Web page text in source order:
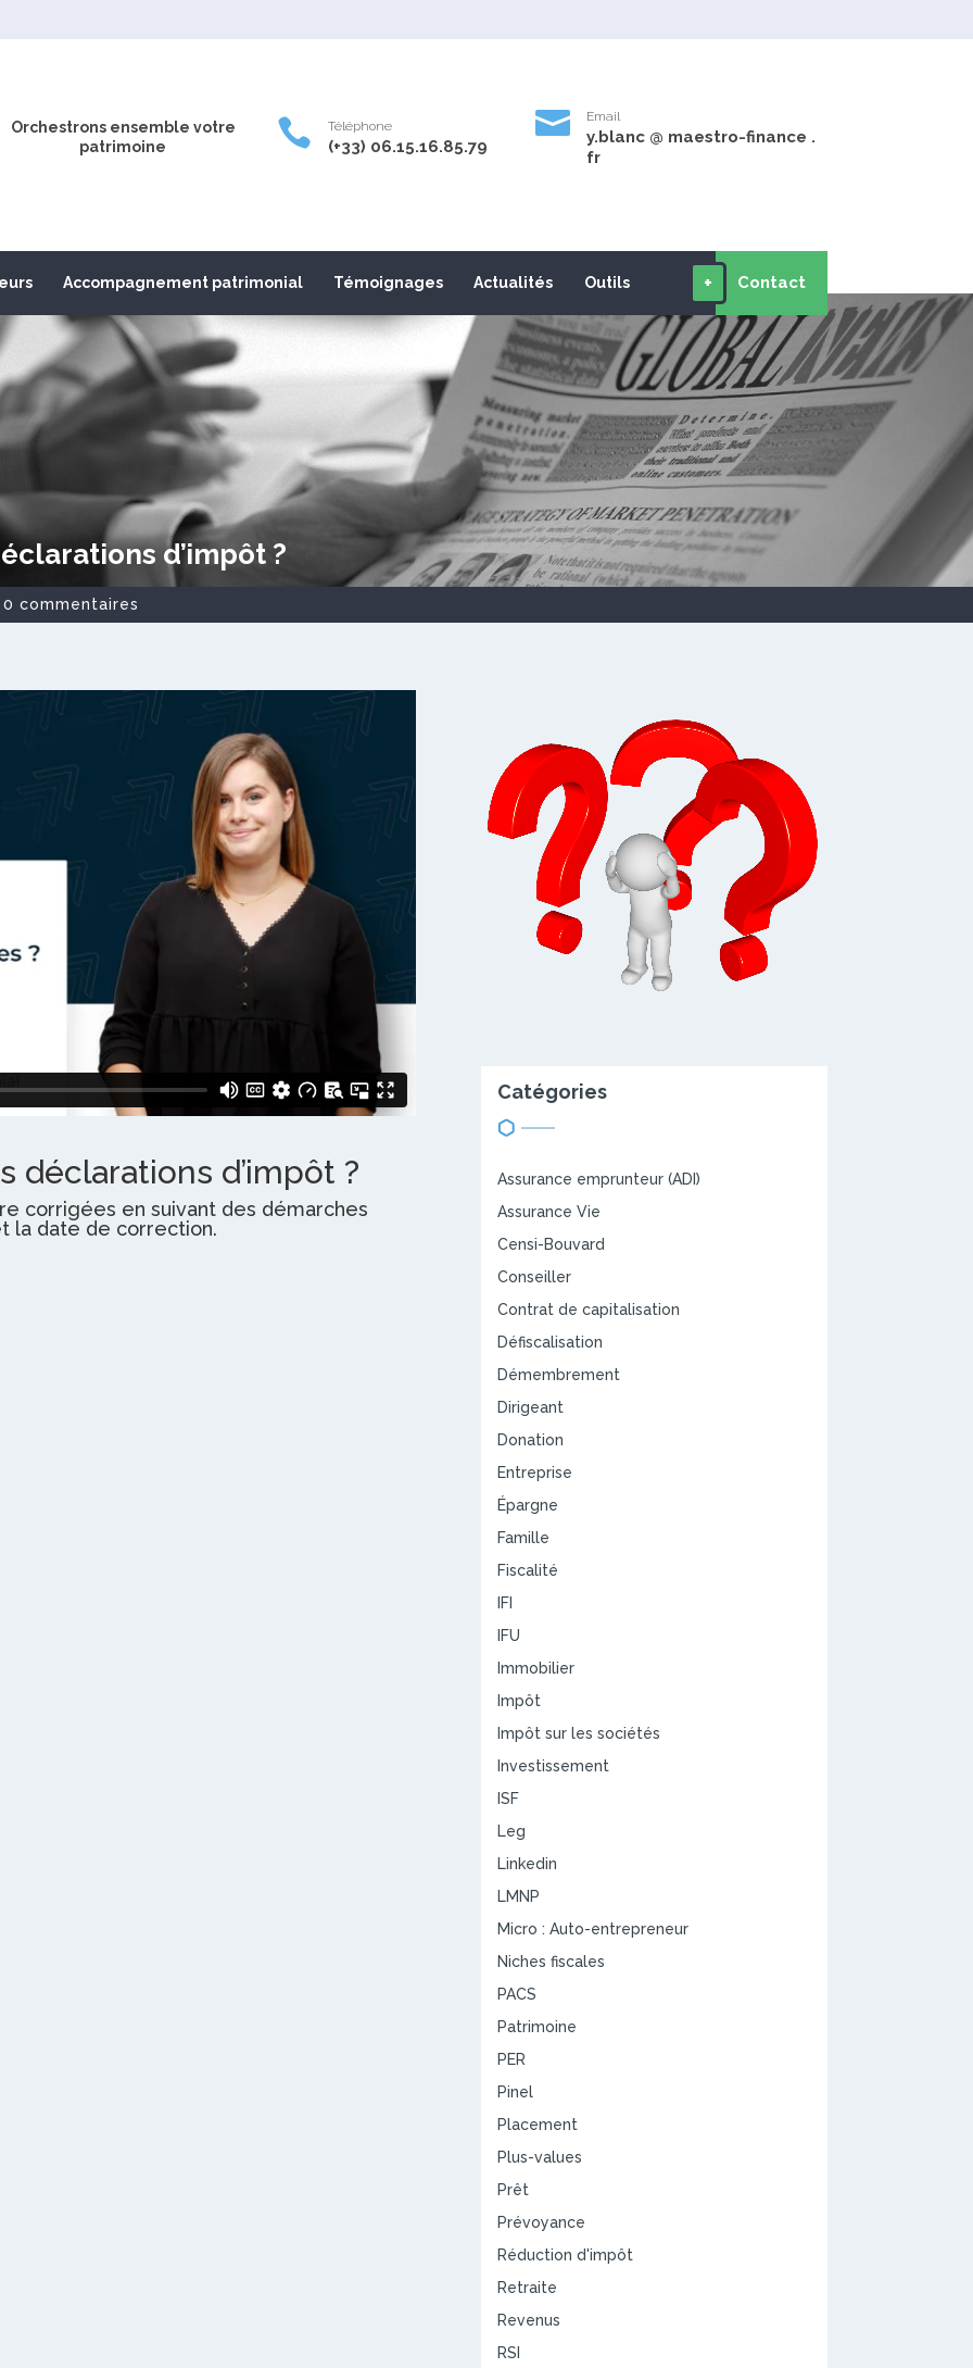
Orchestrons ensemble votre
patrimoine
 Téléphone
(+33) 06.15.16.85.79
 Email
y.blanc @ maestro-finance .
fr
Accompagnement patrimonial Témoignages Actualités Outils + Contact
d’impôt ?
0 commentaires
déclarations d’impôt ?
corrigées en suivant des démarches
la date de correction.
Catégories
Assurance emprunteur (ADI)
Assurance Vie
Censi-Bouvard
Conseiller
Contrat de capitalisation
Défiscalisation
Démembrement
Dirigeant
Donation
Entreprise
Épargne
Famille
Fiscalité
IFI
IFU
Immobilier
Impôt
Impôt sur les sociétés
Investissement
ISF
Leg
Linkedin
LMNP
Micro : Auto-entrepreneur
Niches fiscales
PACS
Patrimoine
PER
Pinel
Placement
Plus-values
Prêt
Prévoyance
Réduction d'impôt
Retraite
Revenus
RSI